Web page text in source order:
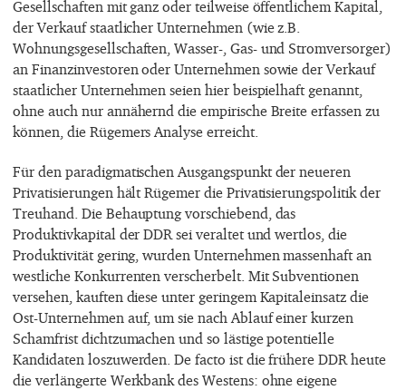
Gesellschaften mit ganz oder teilweise öffentlichem Kapital,
der Verkauf staatlicher Unternehmen (wie z.B.
Wohnungsgesellschaften, Wasser-, Gas- und Stromversorger)
an Finanzinvestoren oder Unternehmen sowie der Verkauf
staatlicher Unternehmen seien hier beispielhaft genannt,
ohne auch nur annähernd die empirische Breite erfassen zu
können, die Rügemers Analyse erreicht.
Für den paradigmatischen Ausgangspunkt der neueren
Privatisierungen hält Rügemer die Privatisierungspolitik der
Treuhand. Die Behauptung vorschiebend, das
Produktivkapital der DDR sei veraltet und wertlos, die
Produktivität gering, wurden Unternehmen massenhaft an
westliche Konkurrenten verscherbelt. Mit Subventionen
versehen, kauften diese unter geringem Kapitaleinsatz die
Ost-Unternehmen auf, um sie nach Ablauf einer kurzen
Schamfrist dichtzumachen und so lästige potentielle
Kandidaten loszuwerden. De facto ist die frühere DDR heute
die verlängerte Werkbank des Westens: ohne eigene